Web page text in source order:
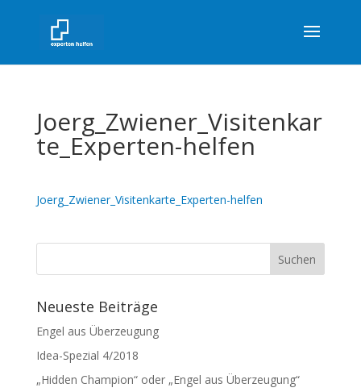
Joerg_Zwiener_Visitenkar
te_Experten-helfen
Joerg_Zwiener_Visitenkarte_Experten-helfen
Neueste Beiträge
Engel aus Überzeugung
Idea-Spezial 4/2018
„Hidden Champion“ oder „Engel aus Überzeugung“